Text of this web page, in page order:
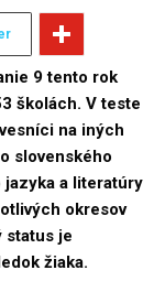
9 tento rok
školách. V teste
na iných
slovenského
jazyka a literatúry
okresov
status je
žiaka.